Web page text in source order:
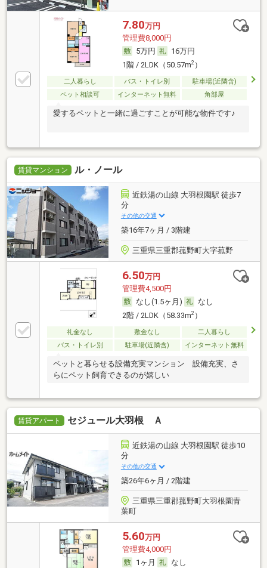
7.80万円
管理費8,000円
5万円
16万円
1階 / 2LDK（50.57m2）
二人暮らし バス・トイレ別
駐車場(近隣含)
ペット相談可
インターネット無料 角部屋
愛するペットと一緒に過ごすことが可能な物件です♪
賃貸マンション ル・ノール
近鉄湯の山線 大羽根園駅 徒歩7
分
その他の交通
築16年7ヶ月 / 3階建
三重県三重郡菰野町大字菰野
6.50万円
管理費4,500円
なし(1.5ヶ月)
なし
2階 / 2LDK（58.33m2）
礼金なし 敷金なし
二人暮らし
バス・トイレ別
駐車場(近隣含) インターネット無料
ペットと暮らせる設備充実マンション 設備充実、さ
らにペット飼育できるのが嬉しい
賃貸アパート セジュール大羽根 Ａ
近鉄湯の山線 大羽根園駅 徒歩10
分
その他の交通
築26年6ヶ月 / 2階建
三重県三重郡菰野町大羽根園青
葉町
5.60万円
管理費4,000円
1ヶ月
なし